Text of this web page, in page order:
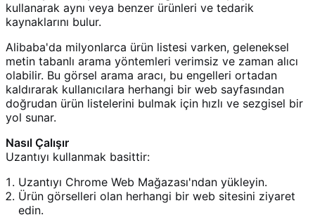
kullanarak aynı veya benzer ürünleri ve tedarik
kaynaklarını bulur.
Alibaba'da milyonlarca ürün listesi varken, geleneksel
metin tabanlı arama yöntemleri verimsiz ve zaman alıcı
olabilir. Bu görsel arama aracı, bu engelleri ortadan
kaldırarak kullanıcılara herhangi bir web sayfasından
doğrudan ürün listelerini bulmak için hızlı ve sezgisel bir
yol sunar.
Nasıl Çalışır
Uzantıyı kullanmak basittir:
Uzantıyı Chrome Web Mağazası'ndan yükleyin.
Ürün görselleri olan herhangi bir web sitesini ziyaret
edin.